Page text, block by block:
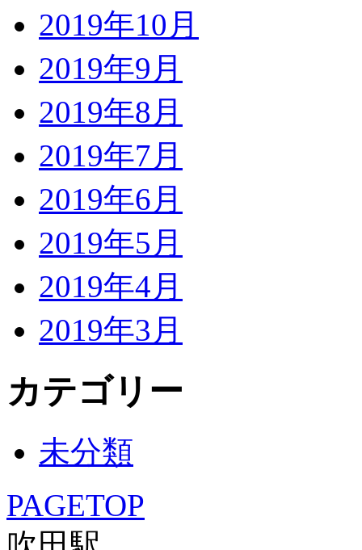
2019年10月
2019年9月
2019年8月
2019年7月
2019年6月
2019年5月
2019年4月
2019年3月
カテゴリー
未分類
PAGETOP